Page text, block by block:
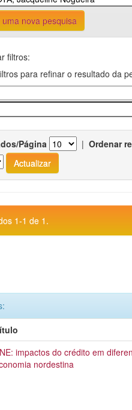
uma nova pesquisa
filtros:
para refinar o resultado da
Página | Ordenar
1-1 de 1.
impactos do crédito em
nordestina